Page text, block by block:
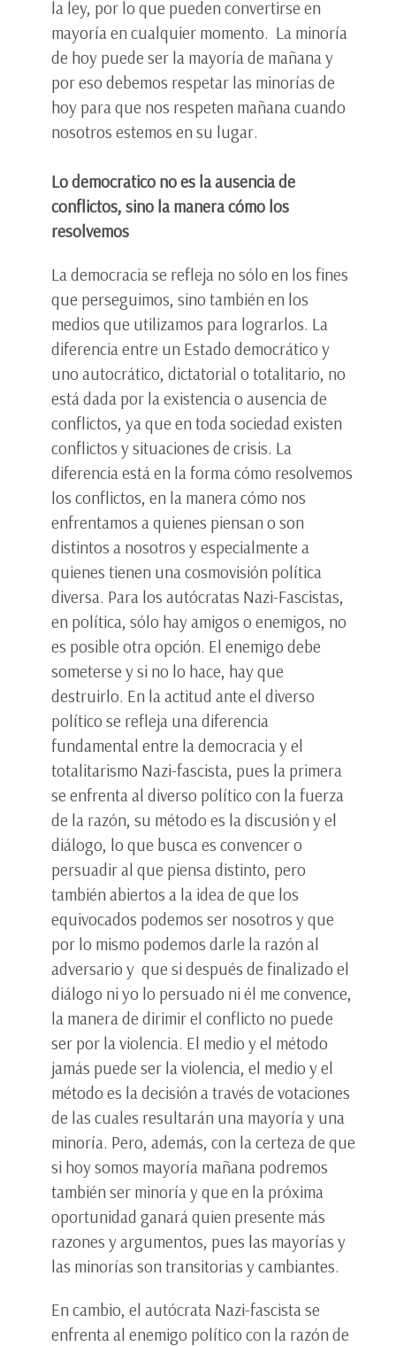
la ley, por lo que pueden convertirse en
mayoría en cualquier momento. La minoría
de hoy puede ser la mayoría de mañana y
por eso debemos respetar las minorías de
hoy para que nos respeten mañana cuando
nosotros estemos en su lugar.
Lo democratico no es la ausencia de
conflictos, sino la manera cómo los
resolvemos
La democracia se refleja no sólo en los fines
que perseguimos, sino también en los
medios que utilizamos para lograrlos. La
diferencia entre un Estado democrático y
uno autocrático, dictatorial o totalitario, no
está dada por la existencia o ausencia de
conflictos, ya que en toda sociedad existen
conflictos y situaciones de crisis. La
diferencia está en la forma cómo resolvemos
los conflictos, en la manera cómo nos
enfrentamos a quienes piensan o son
distintos a nosotros y especialmente a
quienes tienen una cosmovisión política
diversa. Para los autócratas Nazi-Fascistas,
en política, sólo hay amigos o enemigos, no
es posible otra opción. El enemigo debe
someterse y si no lo hace, hay que
destruirlo. En la actitud ante el diverso
político se refleja una diferencia
fundamental entre la democracia y el
totalitarismo Nazi-fascista, pues la primera
se enfrenta al diverso político con la fuerza
de la razón, su método es la discusión y el
diálogo, lo que busca es convencer o
persuadir al que piensa distinto, pero
también abiertos a la idea de que los
equivocados podemos ser nosotros y que
por lo mismo podemos darle la razón al
adversario y que si después de finalizado el
diálogo ni yo lo persuado ni él me convence,
la manera de dirimir el conflicto no puede
ser por la violencia. El medio y el método
jamás puede ser la violencia, el medio y el
método es la decisión a través de votaciones
de las cuales resultarán una mayoría y una
minoría. Pero, además, con la certeza de que
si hoy somos mayoría mañana podremos
también ser minoría y que en la próxima
oportunidad ganará quien presente más
razones y argumentos, pues las mayorías y
las minorías son transitorias y cambiantes.
En cambio, el autócrata Nazi-fascista se
enfrenta al enemigo político con la razón de